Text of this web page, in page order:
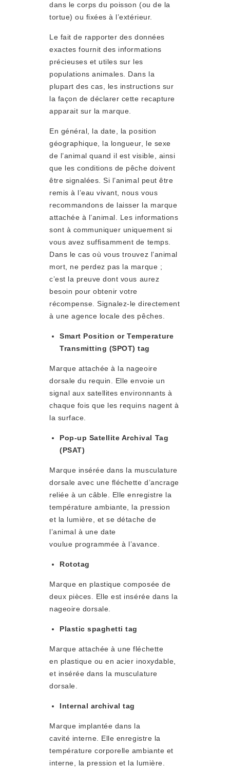
dans le corps du poisson (ou de la
tortue) ou fixées à l’extérieur.
Le fait de rapporter des données
exactes fournit des informations
précieuses et utiles sur les
populations animales. Dans la
plupart des cas, les instructions sur
la façon de déclarer cette recapture
apparait sur la marque.
En général, la date, la position
géographique, la longueur, le sexe
de l’animal quand il est visible, ainsi
que les conditions de pêche doivent
être signalées. Si l’animal peut être
remis à l’eau vivant, nous vous
recommandons de laisser la marque
attachée à l’animal. Les informations
sont à communiquer uniquement si
vous avez suffisamment de temps.
Dans le cas où vous trouvez l’animal
mort, ne perdez pas la marque ;
c’est la preuve dont vous aurez
besoin pour obtenir votre
récompense. Signalez-le directement
à une agence locale des pêches.
Smart Position or Temperature
Transmitting (SPOT) tag
Marque attachée à la nageoire
dorsale du requin. Elle envoie un
signal aux satellites environnants à
chaque fois que les requins nagent à
la surface.
Pop-up Satellite Archival Tag
(PSAT)
Marque insérée dans la musculature
dorsale avec une fléchette d’ancrage
reliée à un câble. Elle enregistre la
température ambiante, la pression
et la lumière, et se détache de
l’animal à une date
voulue programmée à l’avance.
Rototag
Marque en plastique composée de
deux pièces. Elle est insérée dans la
nageoire dorsale.
Plastic spaghetti tag
Marque attachée à une fléchette
en plastique ou en acier inoxydable,
et insérée dans la musculature
dorsale.
Internal archival tag
Marque implantée dans la
cavité interne. Elle enregistre la
température corporelle ambiante et
interne, la pression et la lumière.